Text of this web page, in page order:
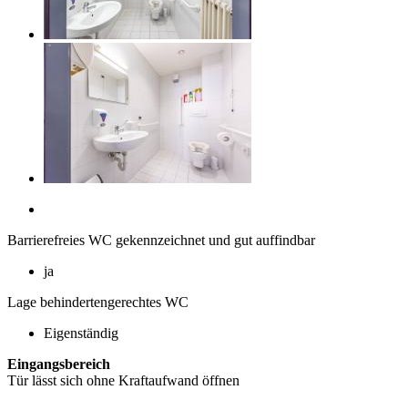
Barrierefreies WC gekennzeichnet und gut auffindbar
ja
Lage behindertengerechtes WC
Eigenständig
Eingangsbereich
Tür lässt sich ohne Kraftaufwand öffnen